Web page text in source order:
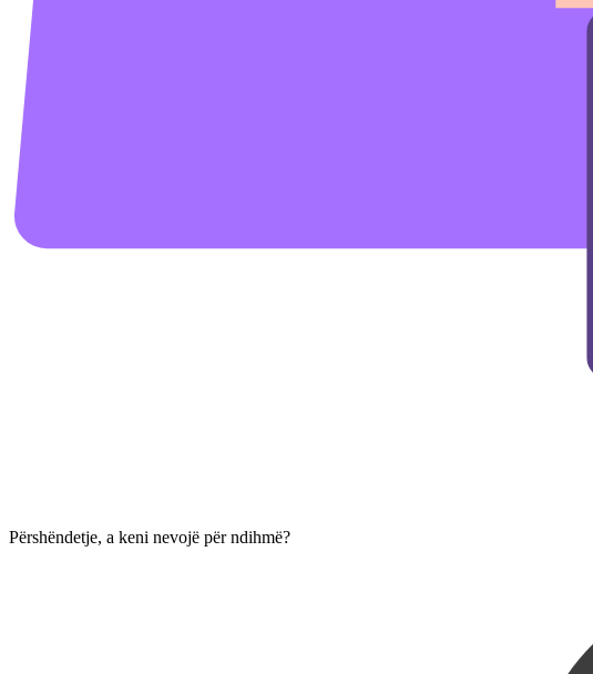
Përshëndetje, a keni nevojë për ndihmë?